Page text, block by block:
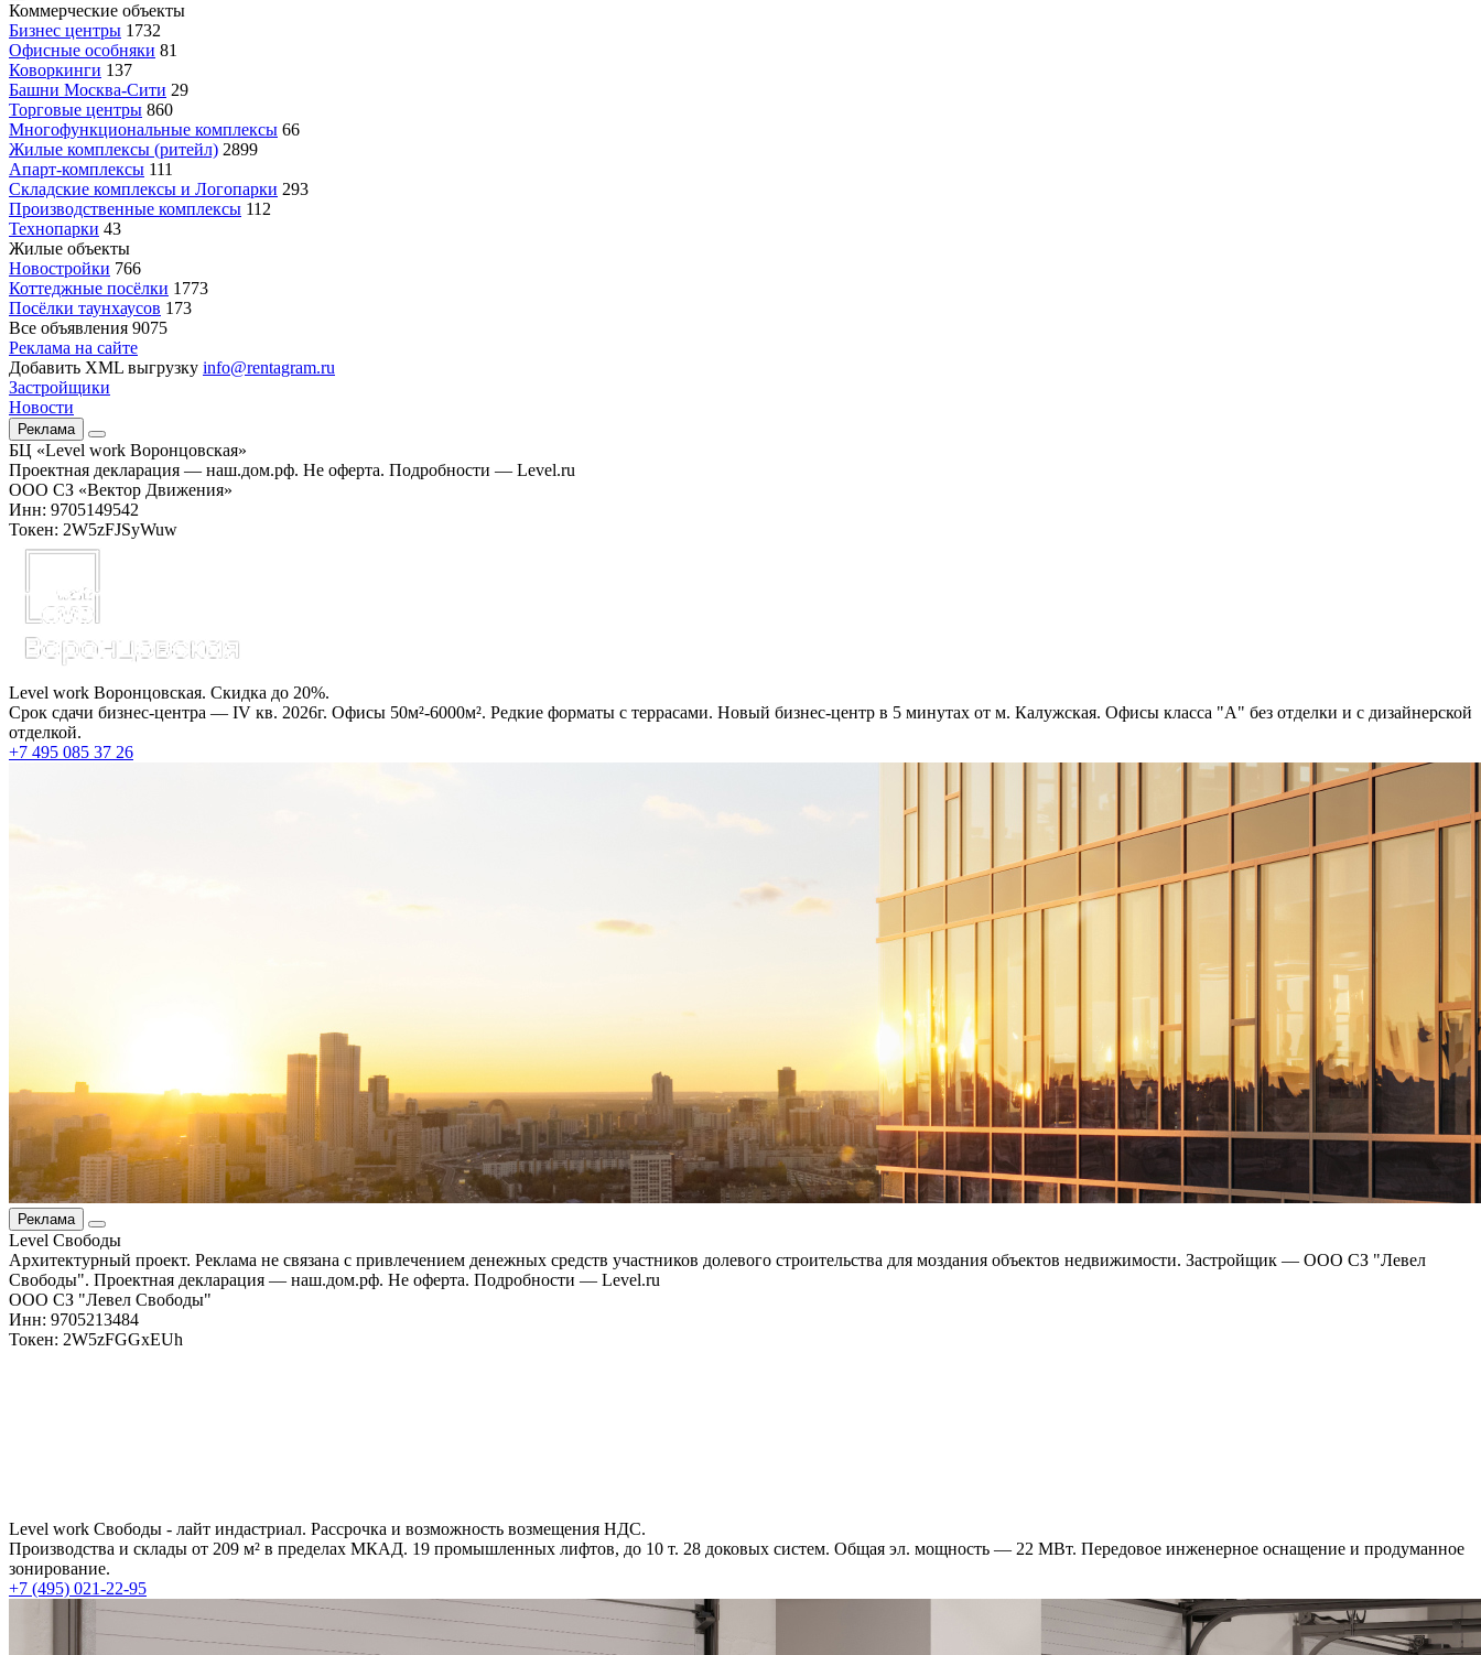
Коммерческие объекты
Бизнес центры 1732
Офисные особняки 81
Коворкинги 137
Башни Москва-Сити 29
Торговые центры 860
Многофункциональные комплексы 66
Жилые комплексы (ритейл) 2899
Апарт-комплексы 111
Складские комплексы и Логопарки 293
Производственные комплексы 112
Технопарки 43
Жилые объекты
Новостройки 766
Коттеджные посёлки 1773
Посёлки таунхаусов 173
Все объявления 9075
Реклама на сайте
Добавить XML выгрузку info@rentagram.ru
Застройщики
Новости
Реклама
БЦ «Level work Воронцовская»
Проектная декларация — наш.дом.рф. Не оферта. Подробности — Level.ru
ООО СЗ «Вектор Движения»
Инн: 9705149542
Токен: 2W5zFJSyWuw
Level work Воронцовская. Скидка до 20%.
Срок сдачи бизнес-центра — IV кв. 2026г. Офисы 50м²-6000м². Редкие форматы с террасами. Новый бизнес-центр в 5 минутах от м. Калужская. Офисы класса "А" без отделки и с дизайнерской
отделкой.
+7 495 085 37 26
Реклама
Level Свободы
Архитектурный проект. Реклама не связана с привлечением денежных средств участников долевого строительства для моздания объектов недвижимости. Застройщик — ООО СЗ "Левел
Свободы". Проектная декларация — наш.дом.рф. Не оферта. Подробности — Level.ru
ООО СЗ "Левел Свободы"
Инн: 9705213484
Токен: 2W5zFGGxEUh
Level work Свободы - лайт индастриал. Рассрочка и возможность возмещения НДС.
Производства и склады от 209 м² в пределах МКАД. 19 промышленных лифтов, до 10 т. 28 доковых систем. Общая эл. мощность — 22 МВт. Передовое инженерное оснащение и продуманное
зонирование.
+7 (495) 021-22-95